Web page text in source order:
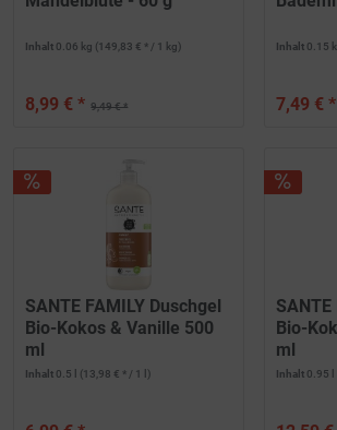
Inhalt 0.06 kg (149,83 € * / 1 kg)
9,49 € *
8,99 € *
Inhalt 0.15
7,49 € *
SANTE FAMILY Duschgel
Bio-Kokos & Vanille 500
ml
Inhalt 0.5 l (13,98 € * / 1 l)
SANTE
Bio-
ml
Inhalt 0.95 l